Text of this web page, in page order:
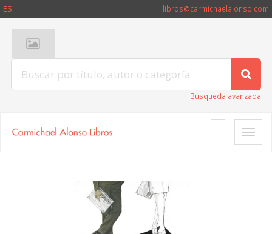
ES libros@carmichaelalonso.com
Búsqueda avanzada
Toggle